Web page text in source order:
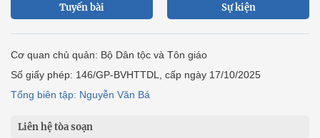
Tuyến bài Sự kiện
Cơ quan chủ quản: Bộ Dân tộc và Tôn giáo
Số giấy phép: 146/GP-BVHTTDL, cấp ngày 17/10/2025
Tổng biên tập: Nguyễn Văn Bá
Liên hệ tòa soạn